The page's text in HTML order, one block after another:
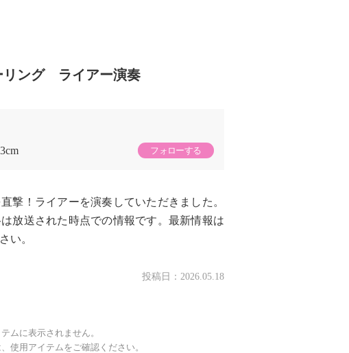
リング ライアー演奏
フォローする
撃！ライアーを演奏していただきました。
放送された時点での情報です。最新情報は
い。
投稿日： 2026.05.18
ムに表示されません。
使用アイテムをご確認ください。